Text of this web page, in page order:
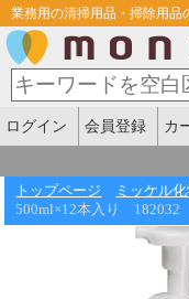
業務用の清掃用品・掃除用品
ログイン 会員登録 カ
トップページ ミッケル
500ml×12本入り 182032